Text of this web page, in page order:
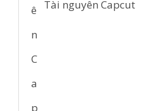
Tài nguyên Capcut